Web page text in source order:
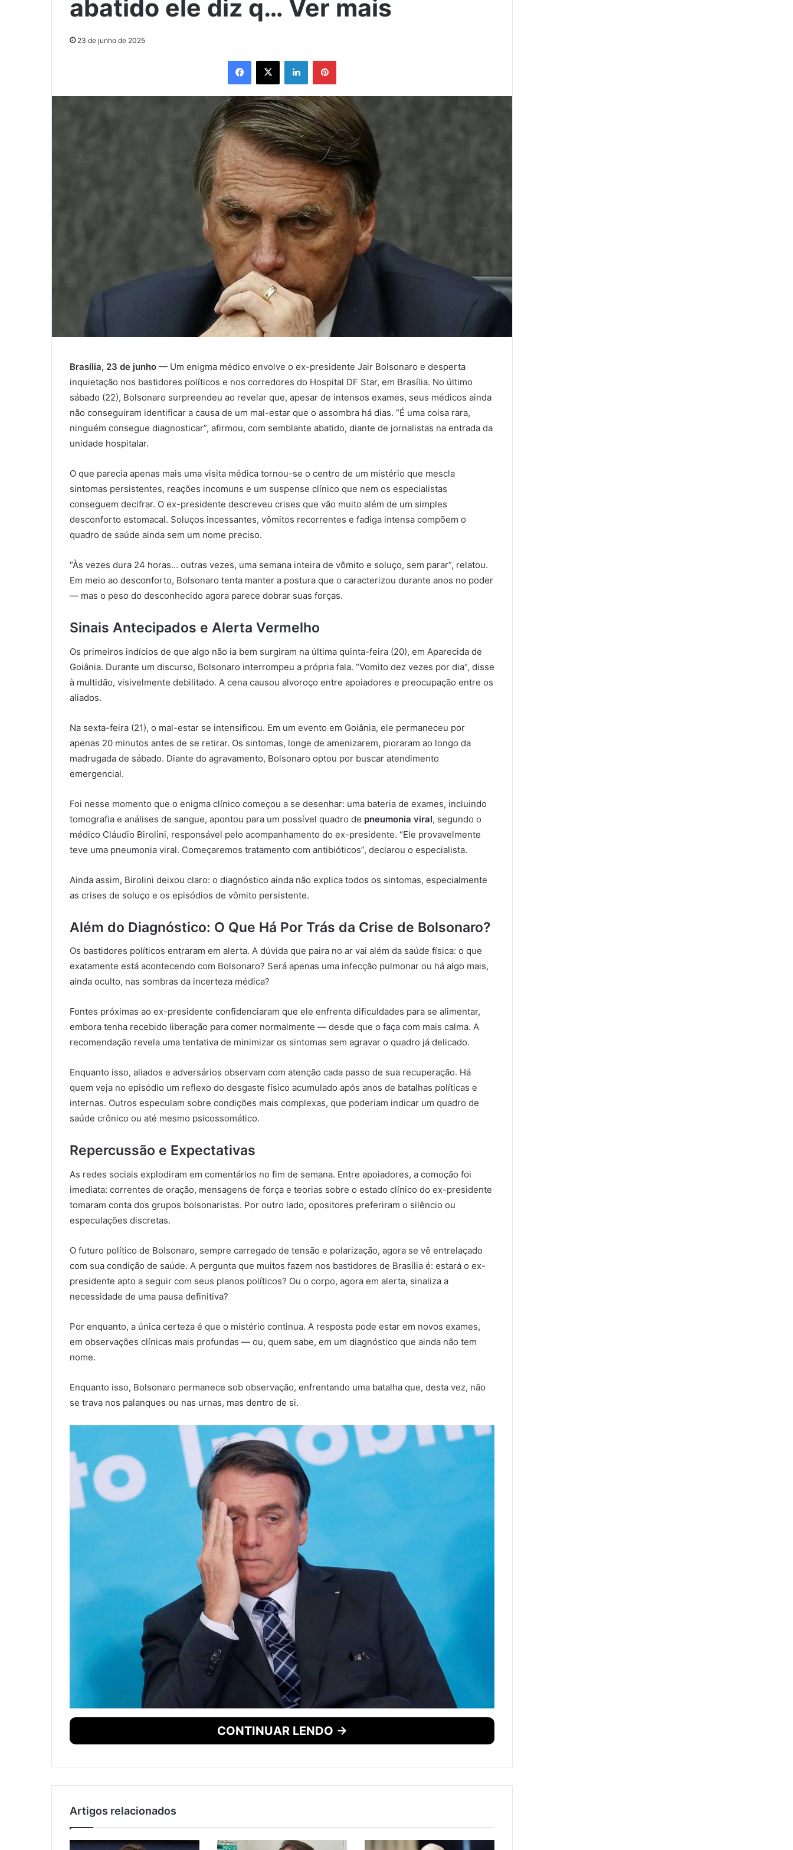
abatido ele diz q… Ver mais
23 de junho de 2025
Facebook
X LinkedinPinterest
Brasília, 23 de junho — Um enigma médico envolve o ex-presidente Jair Bolsonaro e desperta
inquietação nos bastidores políticos e nos corredores do Hospital DF Star, em Brasília. No último
sábado (22), Bolsonaro surpreendeu ao revelar que, apesar de intensos exames, seus médicos ainda
não conseguiram identificar a causa de um mal-estar que o assombra há dias. “É uma coisa rara,
ninguém consegue diagnosticar”, afirmou, com semblante abatido, diante de jornalistas na entrada da
unidade hospitalar.
O que parecia apenas mais uma visita médica tornou-se o centro de um mistério que mescla
sintomas persistentes, reações incomuns e um suspense clínico que nem os especialistas
conseguem decifrar. O ex-presidente descreveu crises que vão muito além de um simples
desconforto estomacal. Soluços incessantes, vômitos recorrentes e fadiga intensa compõem o
quadro de saúde ainda sem um nome preciso.
“Às vezes dura 24 horas… outras vezes, uma semana inteira de vômito e soluço, sem parar”, relatou.
Em meio ao desconforto, Bolsonaro tenta manter a postura que o caracterizou durante anos no poder
— mas o peso do desconhecido agora parece dobrar suas forças.
Sinais Antecipados e Alerta Vermelho
Os primeiros indícios de que algo não ia bem surgiram na última quinta-feira (20), em Aparecida de
Goiânia. Durante um discurso, Bolsonaro interrompeu a própria fala. “Vomito dez vezes por dia”, disse
à multidão, visivelmente debilitado. A cena causou alvoroço entre apoiadores e preocupação entre os
aliados.
Na sexta-feira (21), o mal-estar se intensificou. Em um evento em Goiânia, ele permaneceu por
apenas 20 minutos antes de se retirar. Os sintomas, longe de amenizarem, pioraram ao longo da
madrugada de sábado. Diante do agravamento, Bolsonaro optou por buscar atendimento
emergencial.
Foi nesse momento que o enigma clínico começou a se desenhar: uma bateria de exames, incluindo
tomografia e análises de sangue, apontou para um possível quadro de pneumonia viral, segundo o
médico Cláudio Birolini, responsável pelo acompanhamento do ex-presidente. “Ele provavelmente
teve uma pneumonia viral. Começaremos tratamento com antibióticos”, declarou o especialista.
Ainda assim, Birolini deixou claro: o diagnóstico ainda não explica todos os sintomas, especialmente
as crises de soluço e os episódios de vômito persistente.
Além do Diagnóstico: O Que Há Por Trás da Crise de Bolsonaro?
Os bastidores políticos entraram em alerta. A dúvida que paira no ar vai além da saúde física: o que
exatamente está acontecendo com Bolsonaro? Será apenas uma infecção pulmonar ou há algo mais,
ainda oculto, nas sombras da incerteza médica?
Fontes próximas ao ex-presidente confidenciaram que ele enfrenta dificuldades para se alimentar,
embora tenha recebido liberação para comer normalmente — desde que o faça com mais calma. A
recomendação revela uma tentativa de minimizar os sintomas sem agravar o quadro já delicado.
Enquanto isso, aliados e adversários observam com atenção cada passo de sua recuperação. Há
quem veja no episódio um reflexo do desgaste físico acumulado após anos de batalhas políticas e
internas. Outros especulam sobre condições mais complexas, que poderiam indicar um quadro de
saúde crônico ou até mesmo psicossomático.
Repercussão e Expectativas
As redes sociais explodiram em comentários no fim de semana. Entre apoiadores, a comoção foi
imediata: correntes de oração, mensagens de força e teorias sobre o estado clínico do ex-presidente
tomaram conta dos grupos bolsonaristas. Por outro lado, opositores preferiram o silêncio ou
especulações discretas.
O futuro político de Bolsonaro, sempre carregado de tensão e polarização, agora se vê entrelaçado
com sua condição de saúde. A pergunta que muitos fazem nos bastidores de Brasília é: estará o ex-
presidente apto a seguir com seus planos políticos? Ou o corpo, agora em alerta, sinaliza a
necessidade de uma pausa definitiva?
Por enquanto, a única certeza é que o mistério continua. A resposta pode estar em novos exames,
em observações clínicas mais profundas — ou, quem sabe, em um diagnóstico que ainda não tem
nome.
Enquanto isso, Bolsonaro permanece sob observação, enfrentando uma batalha que, desta vez, não
se trava nos palanques ou nas urnas, mas dentro de si.
CONTINUAR LENDO →
Artigos relacionados